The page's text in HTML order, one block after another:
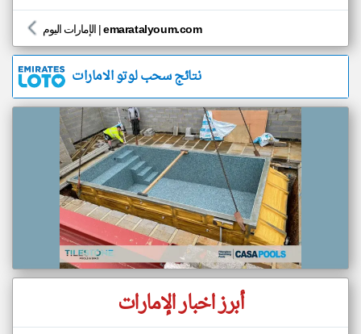
الإمارات اليوم |emaratalyoum.com
نتائج سحب لوتو الامارات
أبرز اخبار الإمارات